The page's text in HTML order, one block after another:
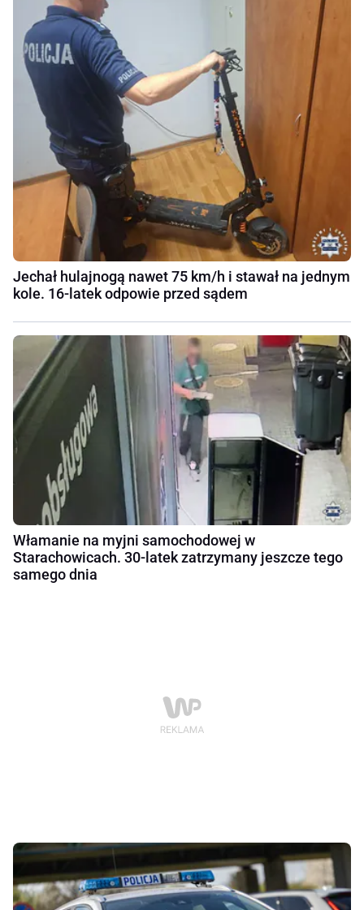
Jechał hulajnogą nawet 75 km/h i stawał na jednym
kole. 16-latek odpowie przed sądem
Włamanie na myjni samochodowej w
Starachowicach. 30-latek zatrzymany jeszcze tego
samego dnia